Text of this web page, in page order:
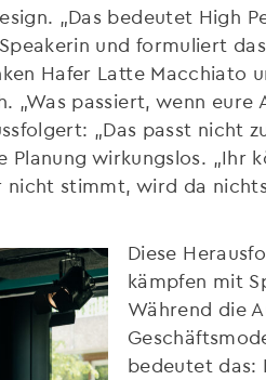
„Das bedeutet High
und formuliert
Hafer Latte Macchiato
„Was passiert, wenn
„Das passt nicht
wirkungslos. „Ihr
stimmt, wird da
Diese
kämpfen mit
Während die
bedeutet das: